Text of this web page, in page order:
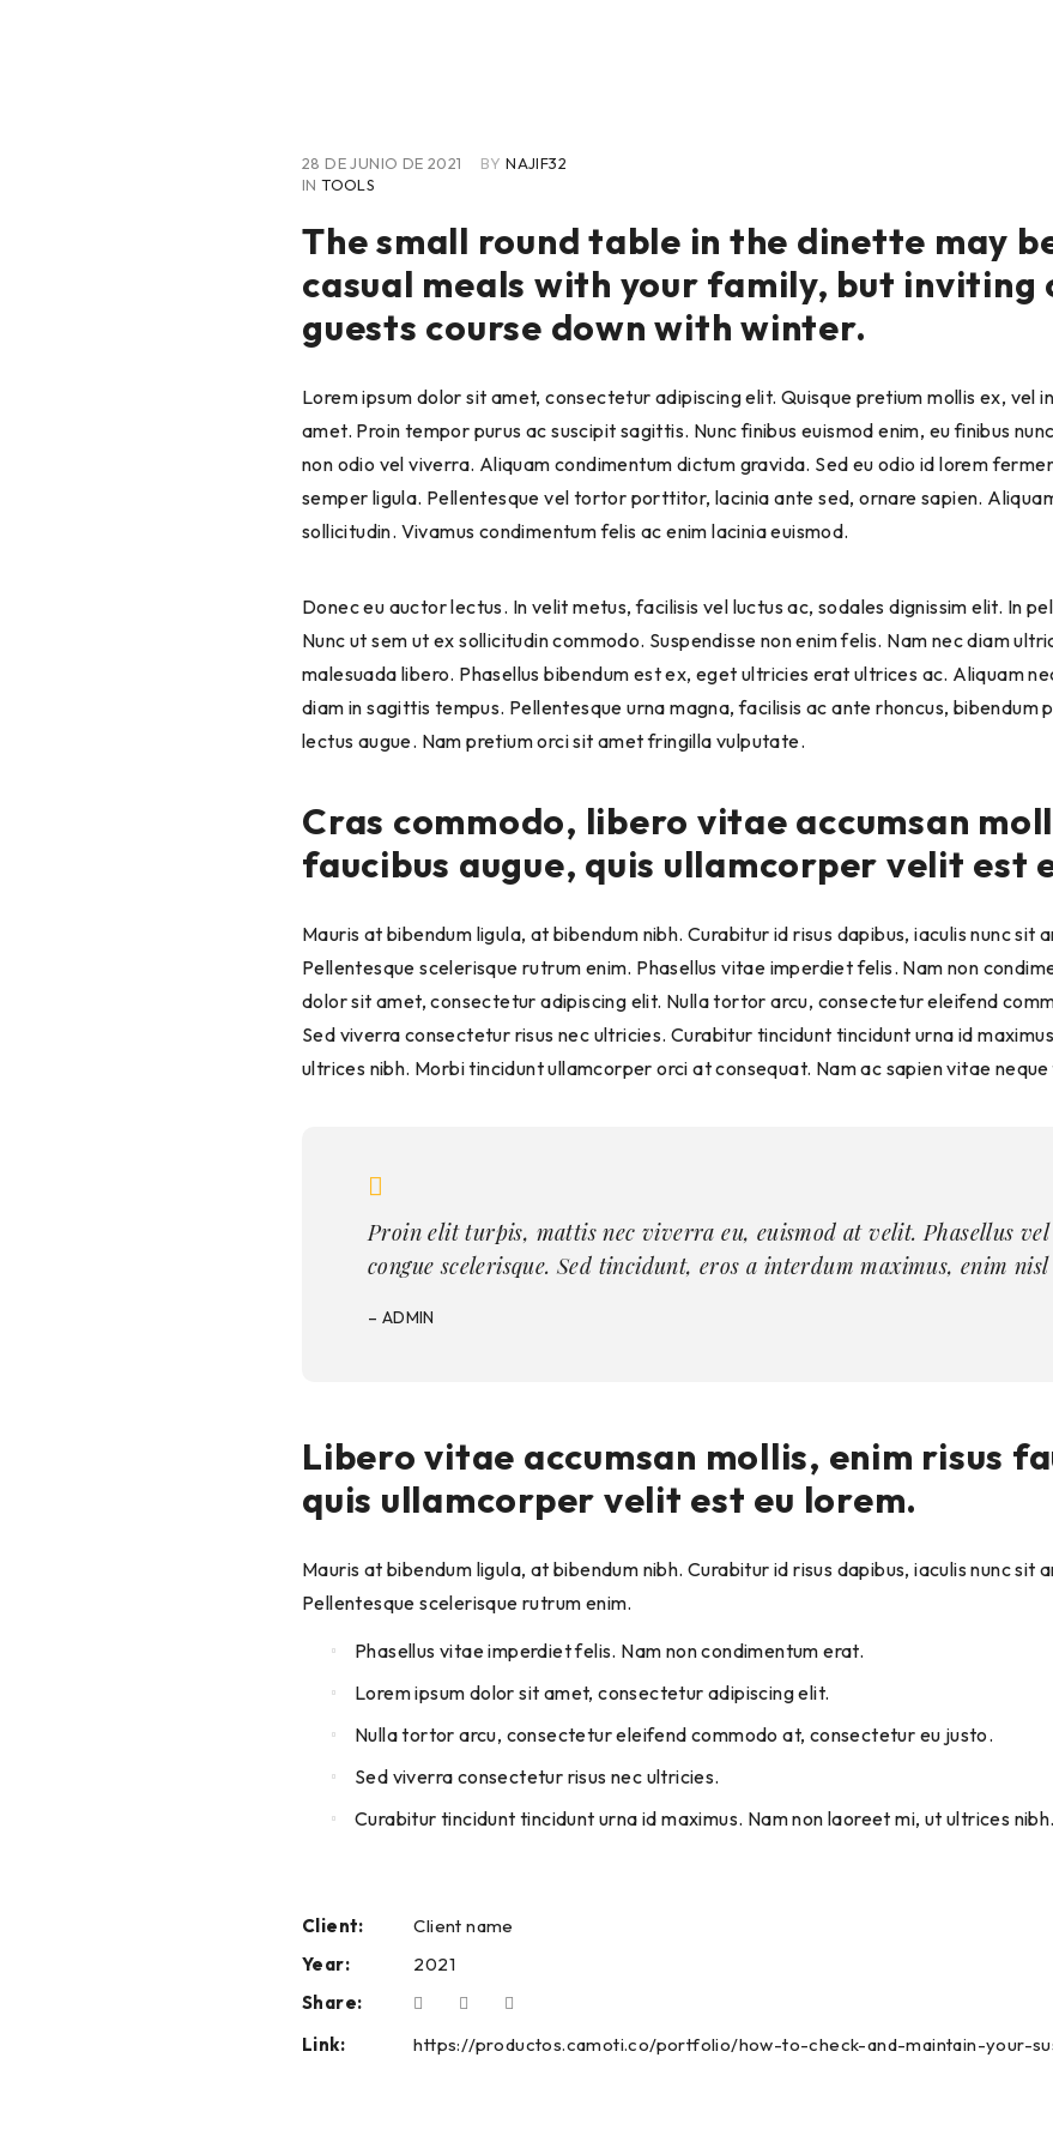
28 DE JUNIO DE 2021 BY NAJIF32
IN TOOLS
The small round table in the dinette may
casual meals with your family, but inviting
guests course down with winter.
Lorem ipsum dolor sit amet, consectetur adipiscing elit. Quisque pretium mollis ex, vel
amet. Proin tempor purus ac suscipit sagittis. Nunc finibus euismod enim, eu finibus
non odio vel viverra. Aliquam condimentum dictum gravida. Sed eu odio id lorem
semper ligula. Pellentesque vel tortor porttitor, lacinia ante sed, ornare sapien.
sollicitudin. Vivamus condimentum felis ac enim lacinia euismod.
Donec eu auctor lectus. In velit metus, facilisis vel luctus ac, sodales dignissim elit. In
Nunc ut sem ut ex sollicitudin commodo. Suspendisse non enim felis. Nam nec diam
malesuada libero. Phasellus bibendum est ex, eget ultricies erat ultrices ac. Aliquam
diam in sagittis tempus. Pellentesque urna magna, facilisis ac ante rhoncus, bibendum
lectus augue. Nam pretium orci sit amet fringilla vulputate.
Cras commodo, libero vitae accumsan
faucibus augue, quis ullamcorper velit est
Mauris at bibendum ligula, at bibendum nibh. Curabitur id risus dapibus, iaculis nunc sit
Pellentesque scelerisque rutrum enim. Phasellus vitae imperdiet felis. Nam non
dolor sit amet, consectetur adipiscing elit. Nulla tortor arcu, consectetur eleifend
Sed viverra consectetur risus nec ultricies. Curabitur tincidunt tincidunt urna id
ultrices nibh. Morbi tincidunt ullamcorper orci at consequat. Nam ac sapien vitae
Proin elit turpis, mattis nec viverra eu, euismod at velit. Phasellus vel
congue scelerisque. Sed tincidunt, eros a interdum maximus, enim
– ADMIN
Libero vitae accumsan mollis, enim risus
quis ullamcorper velit est eu lorem.
Mauris at bibendum ligula, at bibendum nibh. Curabitur id risus dapibus, iaculis nunc sit
Pellentesque scelerisque rutrum enim.
Phasellus vitae imperdiet felis. Nam non condimentum erat.
Lorem ipsum dolor sit amet, consectetur adipiscing elit.
Nulla tortor arcu, consectetur eleifend commodo at, consectetur eu justo.
Sed viverra consectetur risus nec ultricies.
Curabitur tincidunt tincidunt urna id maximus. Nam non laoreet mi, ut ultrices nibh.
Client:
Client name
Year:
2021
Share:
Link:
https://productos.camoti.co/portfolio/how-to-check-and-maintain-your-